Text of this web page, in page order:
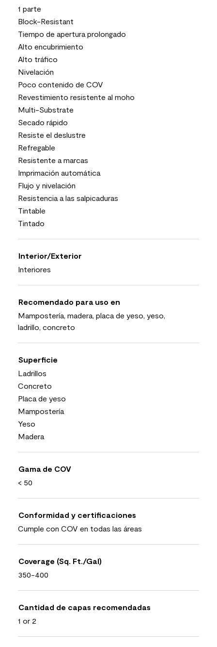
1 parte
Block-Resistant
Tiempo de apertura prolongado
Alto encubrimiento
Alto tráfico
Nivelación
Poco contenido de COV
Revestimiento resistente al moho
Multi-Substrate
Secado rápido
Resiste el deslustre
Refregable
Resistente a marcas
Imprimación automática
Flujo y nivelación
Resistencia a las salpicaduras
Tintable
Tintado
Interior/Exterior
Interiores
Recomendado para uso en
Mampostería, madera, placa de yeso, yeso,
ladrillo, concreto
Superficie
Ladrillos
Concreto
Placa de yeso
Mampostería
Yeso
Madera
Gama de COV
< 50
Conformidad y certificaciones
Cumple con COV en todas las áreas
Coverage (Sq. Ft./Gal)
350-400
Cantidad de capas recomendadas
1 or 2